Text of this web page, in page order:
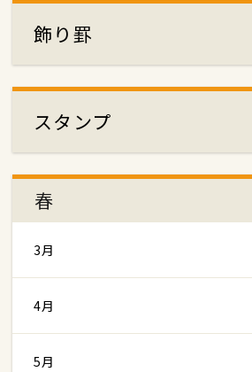
飾り罫
スタンプ
春
3月
4月
5月